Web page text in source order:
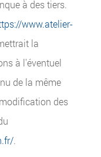
à des tiers.
www.atelier-
la
à l'éventuel
de la même
des
.